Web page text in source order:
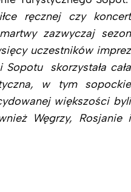
ręcznej czy koncert
zazwyczaj sezon
uczestników imprez
skorzystała cała
w tym sopockie
większości byli
Węgrzy, Rosjanie i